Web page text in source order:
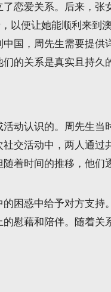
恋爱关系。后来，张
以便让她能顺利来到
国，周先生需要提供
的关系是真实且持久
动认识的。周先生当
交活动中，两人通过
着时间的推移，他们
困惑中给予对方支持
慰藉和陪伴。随着关